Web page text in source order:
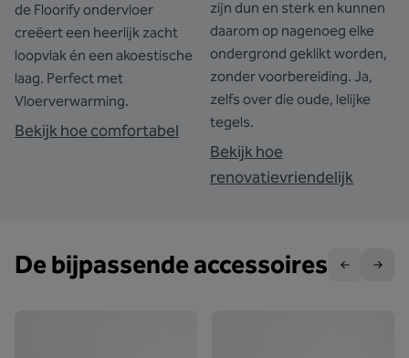
de Floorify ondervloer
creëert een heerlijk zacht
loopvlak én een akoestische
laag. Perfect met
Vloerverwarming.
Bekijk hoe comfortabel
zijn dun en sterk en kunnen
daarom op nagenoeg elke
ondergrond geklikt worden,
zonder voorbereiding. Ja,
zelfs over die oude, lelijke
tegels.
Bekijk hoe
renovatievriendelijk
De bijpassende accessoires